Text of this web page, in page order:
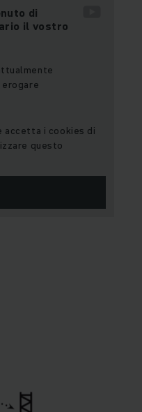
di
il vostro
accetta i cookies di
questo